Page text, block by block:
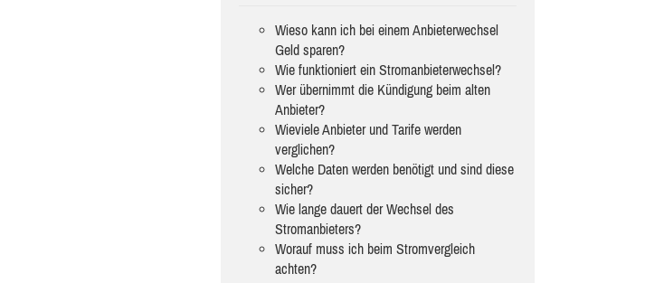
Wieso kann ich bei einem Anbieterwechsel
Geld sparen?
Wie funktioniert ein Stromanbieterwechsel?
Wer übernimmt die Kündigung beim alten
Anbieter?
Wieviele Anbieter und Tarife werden
verglichen?
Welche Daten werden benötigt und sind diese
sicher?
Wie lange dauert der Wechsel des
Stromanbieters?
Worauf muss ich beim Stromvergleich
achten?